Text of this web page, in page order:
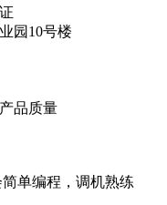
园10号楼
品质量
单编程，调机熟练